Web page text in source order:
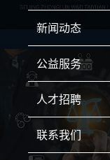
新闻动态
公益服务
人才招聘
联系我们